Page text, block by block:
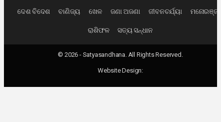
ଦେଶ ବିଦେଶ ବାଣିଜ୍ୟ ଖେଳ ଜଣା ଅଜଣା ଜୀବନଚର୍ଯ୍ୟା
ରାଶିଫଳ ସତ୍ୟ ସନ୍ଧାନ
© 2026 - Satyasandhana. All Rights Reserved.
Website Design: